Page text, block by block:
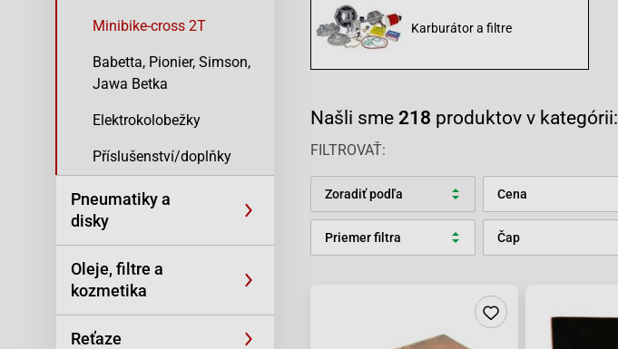
Minibike-cross 2T
Babetta, Pionier, Simson,
Jawa Betka
Elektrokolobežky
Příslušenství/doplňky
Pneumatiky a
disky
Oleje, filtre a
kozmetika
Reťaze
Karburátor a filtre
Našli sme 218 produktov v kategórii:
FILTROVAŤ
Zoradiť podľa Cena
Priemer filtra Čap